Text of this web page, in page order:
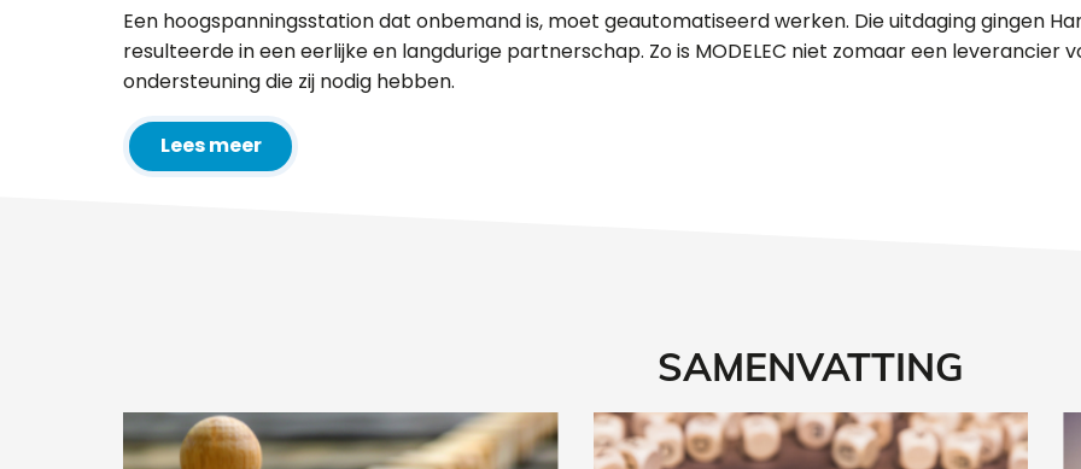
Een hoogspanningsstation dat onbemand is, moet geautomatiseerd werken. Die uitdaging gingen
resulteerde in een eerlijke en langdurige partnerschap. Zo is MODELEC niet zomaar een leverancier
ondersteuning die zij nodig hebben.
Lees meer
SAMENVATTING